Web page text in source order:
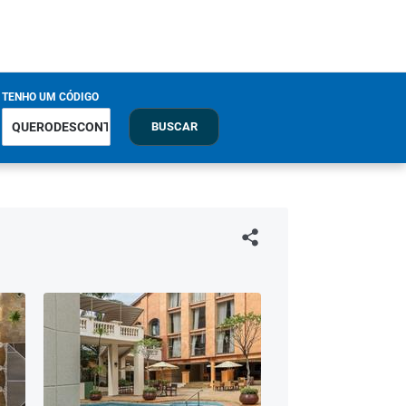
TENHO UM CÓDIGO
BUSCAR